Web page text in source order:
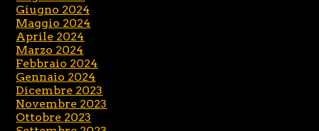
Giugno 2024
Maggio 2024
Aprile 2024
Marzo 2024
Febbraio 2024
Gennaio 2024
Dicembre 2023
Novembre 2023
Ottobre 2023